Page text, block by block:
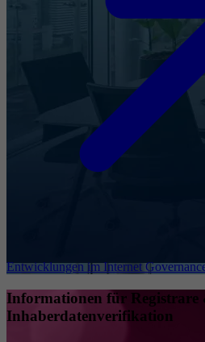
Entwicklungen im Internet
Informationen für Registrare
Inhaberdatenverifikation